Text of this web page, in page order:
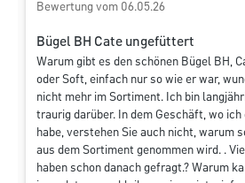
Bewertung vom 06.05.26
Bügel BH Cate ungefüttert
Warum gibt es den schönen Bügel BH,
oder Soft, einfach nur so wie er war,
nicht mehr im Sortiment. Ich bin
traurig darüber. In dem Geschäft, wo
habe, verstehen Sie auch nicht, warum
aus dem Sortiment genommen wird. .
haben schon danach gefragt.? Warum